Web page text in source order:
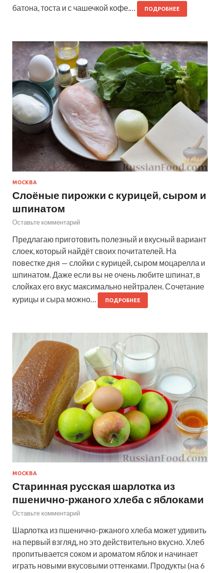
батона, тоста и с чашечкой кофе.…
ПОДРОБНЕЕ
МОСКВА
Слоёные пирожки с курицей, сыром и
шпинатом
Оставьте комментарий
Предлагаю приготовить полезный и вкусный вариант
слоек, который найдёт своих почитателей. На
повестке дня — слойки с курицей, сыром моцарелла и
шпинатом. Даже если вы не очень любите шпинат, в
слойках его вкус максимально нейтрален. Сочетание
курицы и сыра можно…
ПОДРОБНЕЕ
МОСКВА
Старинная русская шарлотка из
пшенично-ржаного хлеба с яблоками
Оставьте комментарий
Шарлотка из пшенично-ржаного хлеба может удивить
на первый взгляд, но это действительно вкусно. Хлеб
пропитывается соком и ароматом яблок и начинает
играть новыми вкусовыми оттенками. Продукты (на 6